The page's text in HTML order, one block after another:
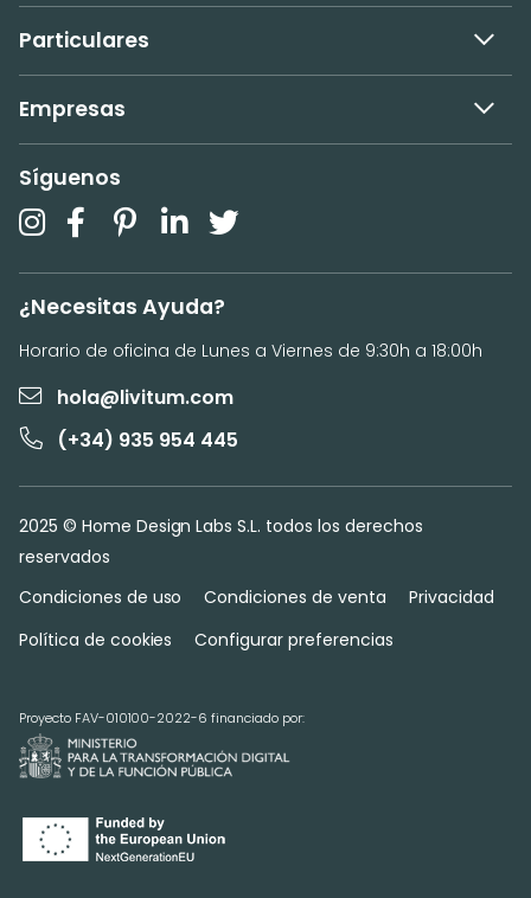
Particulares
Empresas
Síguenos
¿Necesitas Ayuda?
Horario de oficina de Lunes a Viernes de 9:30h a 18:00h
hola@livitum.com
(+34) 935 954 445
2025 © Home Design Labs S.L. todos los derechos
reservados
Condiciones de uso
Condiciones de venta
Privacidad
Política de cookies
Configurar preferencias
Proyecto FAV-010100-2022-6 financiado por: